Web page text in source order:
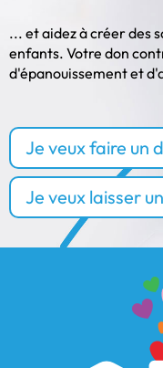
... et aidez à créer des
enfants. Votre don
d'épanouissement et
Je veux faire un
Je veux laisser